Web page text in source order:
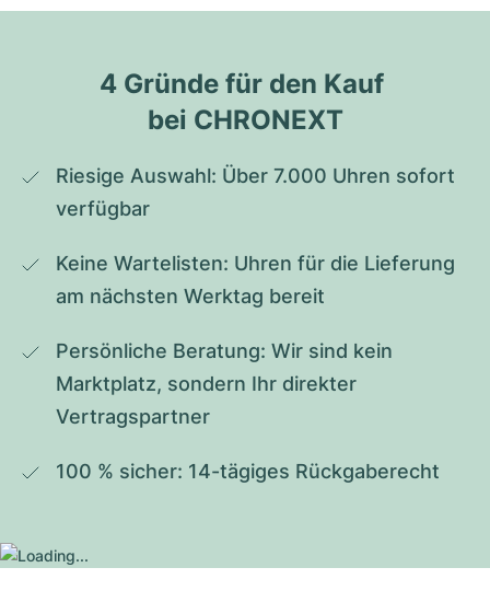
4 Gründe für den Kauf
bei CHRONEXT
Riesige Auswahl: Über 7.000 Uhren sofort
verfügbar
Keine Wartelisten: Uhren für die Lieferung
am nächsten Werktag bereit
Persönliche Beratung: Wir sind kein
Marktplatz, sondern Ihr direkter
Vertragspartner
100 % sicher: 14-tägiges Rückgaberecht